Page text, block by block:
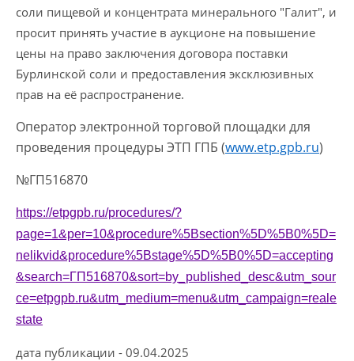
соли пищевой и концентрата минерального "Галит", и
просит принять участие в аукционе на повышение
цены на право заключения договора поставки
Бурлинской соли и предоставления эксклюзивных
прав на её распространение.
Оператор электронной торговой площадки для
проведения процедуры ЭТП ГПБ (www.etp.gpb.ru)
№ГП516870
https://etpgpb.ru/procedures/?
page=1&per=10&procedure%5Bsection%5D%5B0%5D=
nelikvid&procedure%5Bstage%5D%5B0%5D=accepting
&search=ГП516870&sort=by_published_desc&utm_sour
ce=etpgpb.ru&utm_medium=menu&utm_campaign=reale
state
дата публикации - 09.04.2025